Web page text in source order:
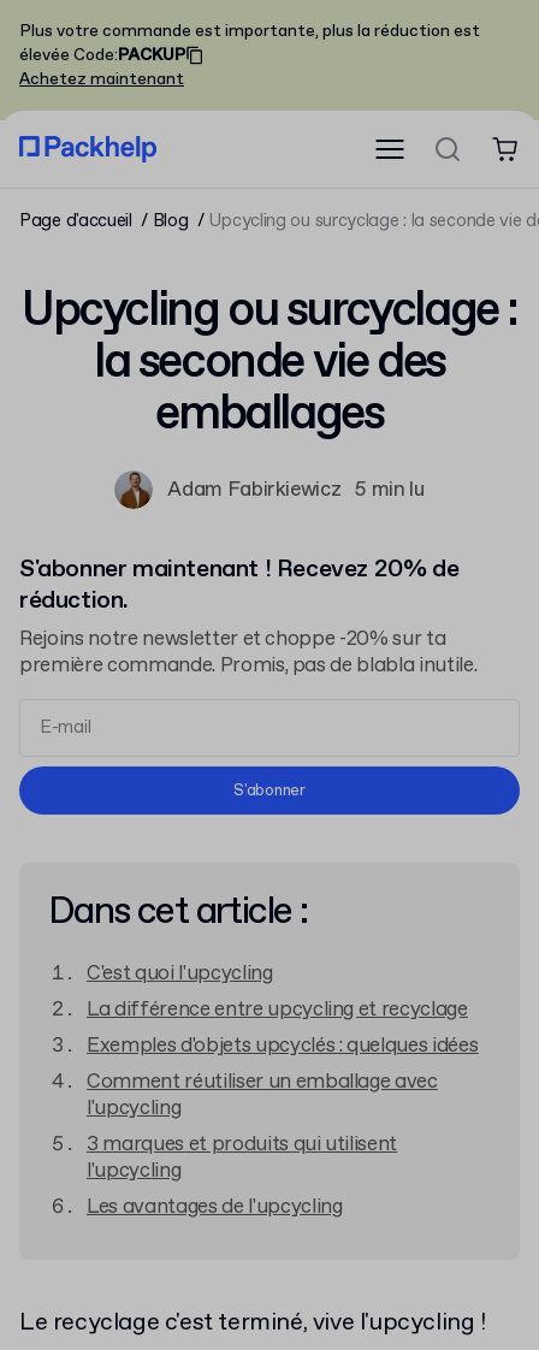
Plus votre commande est importante, plus la réduction est
élevée Code:PACKUP
Achetez maintenant
Page d'accueil Blog Upcycling ou surcyclage : la seconde vie
Upcycling ou surcyclage :
la seconde vie des
emballages
Adam Fabirkiewicz 5 min lu
S'abonner maintenant ! Recevez 20% de
réduction.
Rejoins notre newsletter et choppe -20% sur ta
première commande. Promis, pas de blabla inutile.
Conditions d'Utilisation
S'abonner
Dans cet article :
C'est quoi l'upcycling
La différence entre upcycling et recyclage
Exemples d'objets upcyclés : quelques idées
Comment réutiliser un emballage avec
l'upcycling
3 marques et produits qui utilisent
l'upcycling
Les avantages de l'upcycling
Le recyclage c'est terminé, vive l'upcycling !